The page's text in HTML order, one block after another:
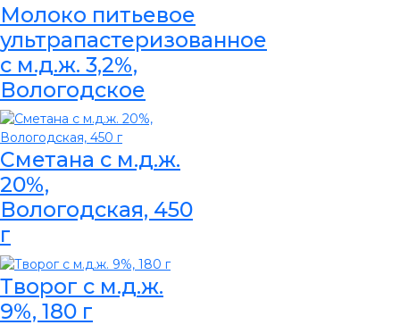
Молоко питьевое
ультрапастеризованное
с м.д.ж. 3,2%,
Вологодское
Сметана с м.д.ж.
20%,
Вологодская, 450
г
Творог с м.д.ж.
9%, 180 г